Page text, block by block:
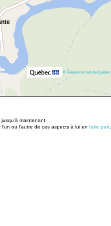
© Gouvernement du Québec
maintenant.
ou l'autre de ces aspects à lui en faire part